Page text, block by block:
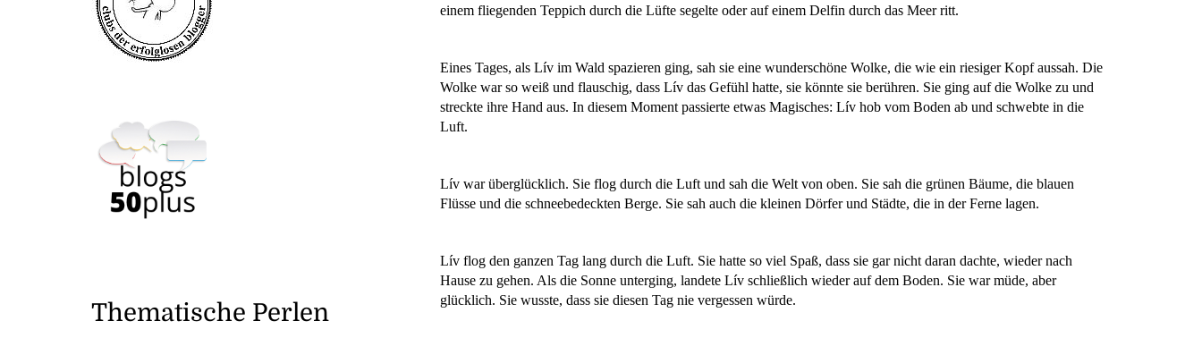
einem fliegenden Teppich durch die Lüfte segelte oder auf einem Delfin durch das Meer ritt.
Eines Tages, als Lív im Wald spazieren ging, sah sie eine wunderschöne Wolke, die wie ein riesiger Kopf aussah. Die
Wolke war so weiß und flauschig, dass Lív das Gefühl hatte, sie könnte sie berühren. Sie ging auf die Wolke zu und
streckte ihre Hand aus. In diesem Moment passierte etwas Magisches: Lív hob vom Boden ab und schwebte in die
Luft.
Lív war überglücklich. Sie flog durch die Luft und sah die Welt von oben. Sie sah die grünen Bäume, die blauen
Flüsse und die schneebedeckten Berge. Sie sah auch die kleinen Dörfer und Städte, die in der Ferne lagen.
Lív flog den ganzen Tag lang durch die Luft. Sie hatte so viel Spaß, dass sie gar nicht daran dachte, wieder nach
Hause zu gehen. Als die Sonne unterging, landete Lív schließlich wieder auf dem Boden. Sie war müde, aber
glücklich. Sie wusste, dass sie diesen Tag nie vergessen würde.
Thematische Perlen